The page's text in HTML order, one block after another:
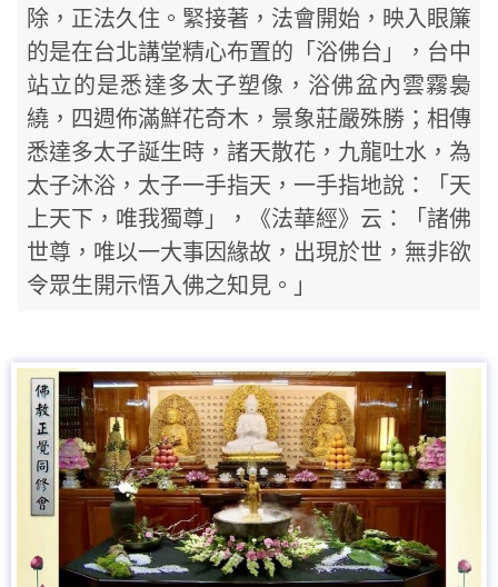
除，正法久住。緊接著，法會開始，映入眼簾
的是在台北講堂精心布置的「浴佛台」，台中
站立的是悉達多太子塑像，浴佛盆內雲霧裊
繞，四週佈滿鮮花奇木，景象莊嚴殊勝；相傳
悉達多太子誕生時，諸天散花，九龍吐水，為
太子沐浴，太子一手指天，一手指地說：「天
上天下，唯我獨尊」，《法華經》云：「諸佛
世尊，唯以一大事因緣故，出現於世，無非欲
令眾生開示悟入佛之知見。」